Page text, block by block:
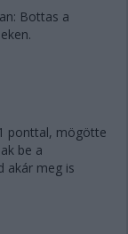
Bottas a
ponttal, mögötte
be a
akár meg is